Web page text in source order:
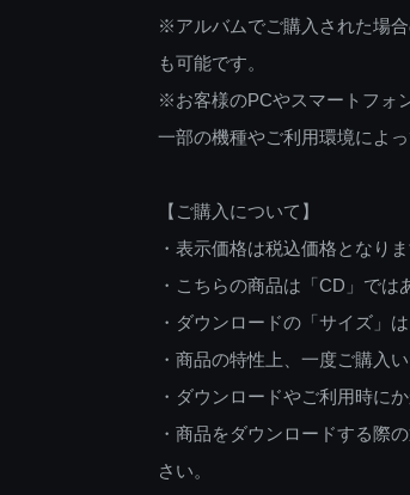
※アルバムでご購入された場
も可能です。
※お客様のPCやスマートフォ
一部の機種やご利用環境によ
【ご購入について】
・表示価格は税込価格となりま
・こちらの商品は「CD」で
・ダウンロードの「サイズ」
・商品の特性上、一度ご購入
・ダウンロードやご利用時に
・商品をダウンロードする際
さい。